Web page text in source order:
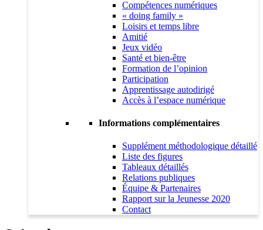
Compétences numériques
« doing family »
Loisirs et temps libre
Amitié
Jeux vidéo
Santé et bien-être
Formation de l’opinion
Participation
Apprentissage autodirigé
Accès à l’espace numérique
Informations complémentaires
Supplément méthodologique détaillé
Liste des figures
Tableaux détaillés
Relations publiques
Équipe & Partenaires
Rapport sur la Jeunesse 2020
Contact